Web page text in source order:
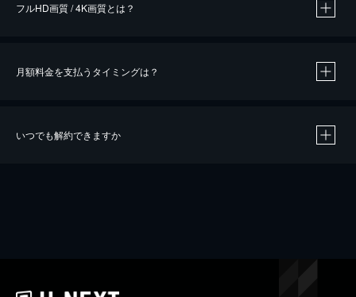
※40％ポイント還元の対象は、クレジットカード決済による作品の購入 / レンタルです。
iOSアプリのUコイン決済による作品の購入 / レンタルは、20％のポイント還元です。
フルHD画質 / 4K画質とは？
月額料金を支払うタイミングは？
いつでも解約できますか